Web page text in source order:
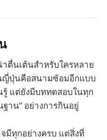
ตื่นเต้นสำหรับใครหลาย
ญี่ปุ่นคือสนามซ้อมอีกแบบ
แต่ยังมีบททดสอบในทุก
าน” อย่างการกินอยู่
มีทุกอย่างครบ แต่สิ่งที่